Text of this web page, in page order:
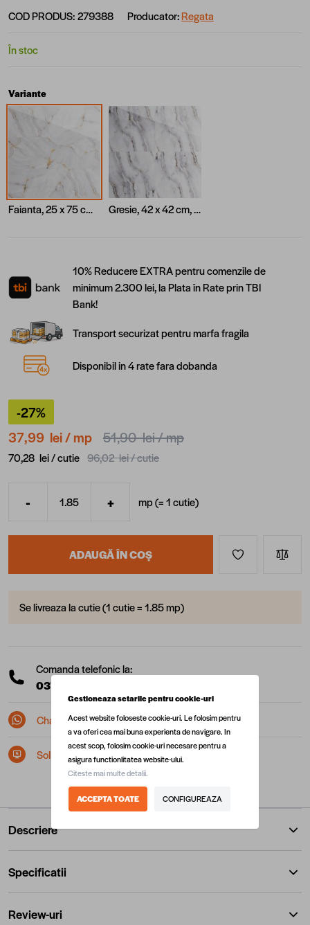
COD PRODUS:279388 Producator:Regata
În stoc
Variante
Faianta, 25 x 75 cm, Gri Gresie, 42 x 42 cm, Gri
10% Reducere EXTRA pentru comenzile de
minimum 2.300 lei, la Plata în Rate prin TBI
Bank!
Transport securizat pentru marfa fragila
Disponibil in 4 rate fara dobanda
-27%
37,99 lei/ mp 51,90 lei/ mp
70,28 lei /cutie 96,02 lei /cutie
Cantitate
- + mp (=1cutie)
ADAUGĂ ÎN COȘ
Se livreaza la cutie (1 cutie = 1.85 mp)
Comanda telefonic la:
0377 10 22 22
Chat pe Whatsapp
Solicita postare in SEAP/SICAP
Descriere
Specificatii
Review-uri
Gestioneaza setarile pentru cookie-uri
Acest website foloseste cookie-uri. Le folosim pentru
a va oferi cea mai buna experienta de navigare. In
acest scop, folosim cookie-uri necesare pentru a
asigura functionlitatea website-ului.
Citeste mai multe detalii.
ACCEPTA TOATE CONFIGUREAZA